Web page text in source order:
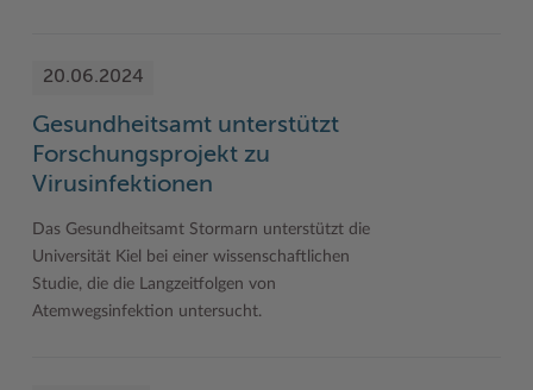
20.06.2024
Gesundheitsamt unterstützt
Forschungsprojekt zu
Virusinfektionen
Das Gesundheitsamt Stormarn unterstützt die
Universität Kiel bei einer wissenschaftlichen
Studie, die die Langzeitfolgen von
Atemwegsinfektion untersucht.